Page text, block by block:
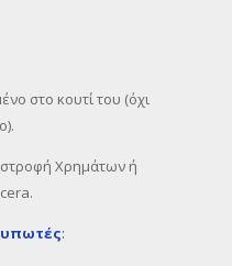
στο κουτί του (όχι
Χρημάτων ή
: